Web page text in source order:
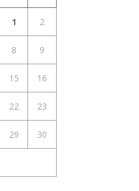
1 2
8 9
15 16
22 23
29 30